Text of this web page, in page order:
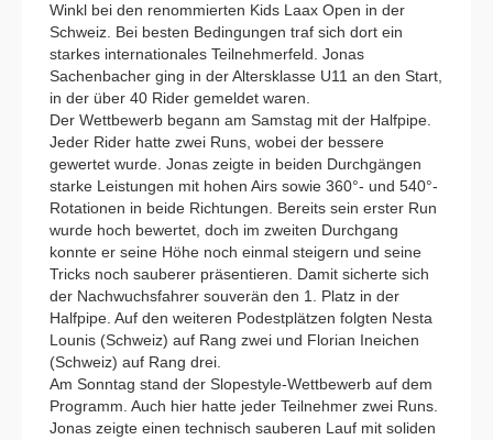
Winkl bei den renommierten Kids Laax Open in der
Schweiz. Bei besten Bedingungen traf sich dort ein
starkes internationales Teilnehmerfeld. Jonas
Sachenbacher ging in der Altersklasse U11 an den Start,
in der über 40 Rider gemeldet waren.
Der Wettbewerb begann am Samstag mit der Halfpipe.
Jeder Rider hatte zwei Runs, wobei der bessere
gewertet wurde. Jonas zeigte in beiden Durchgängen
starke Leistungen mit hohen Airs sowie 360°- und 540°-
Rotationen in beide Richtungen. Bereits sein erster Run
wurde hoch bewertet, doch im zweiten Durchgang
konnte er seine Höhe noch einmal steigern und seine
Tricks noch sauberer präsentieren. Damit sicherte sich
der Nachwuchsfahrer souverän den 1. Platz in der
Halfpipe. Auf den weiteren Podestplätzen folgten Nesta
Lounis (Schweiz) auf Rang zwei und Florian Ineichen
(Schweiz) auf Rang drei.
Am Sonntag stand der Slopestyle-Wettbewerb auf dem
Programm. Auch hier hatte jeder Teilnehmer zwei Runs.
Jonas zeigte einen technisch sauberen Lauf mit soliden